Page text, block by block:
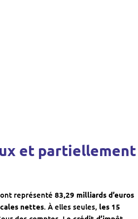
et partiellement
représenté 83,29 milliards d’euros
nettes. À elles seules, les 15